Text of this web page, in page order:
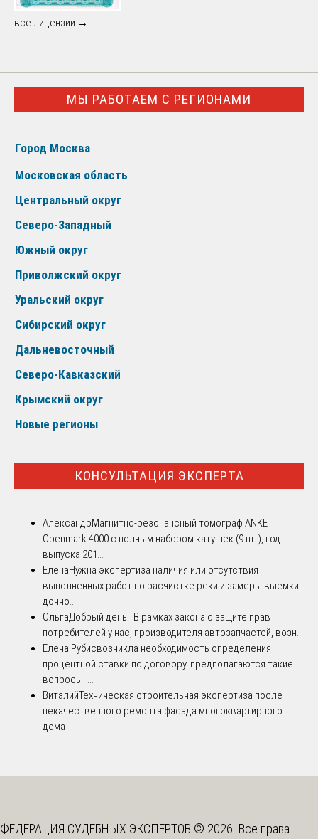
все лицензии →
МЫ РАБОТАЕМ С РЕГИОНАМИ
Город Москва
Московская область
Центральный округ
Северо-Западный
Южный округ
Приволжский округ
Уральский округ
Сибирский округ
Дальневосточный
Северо-Кавказский
Крымский округ
Новые регионы
КОНСУЛЬТАЦИЯ ЭКСПЕРТА
АлександрМагнитно-резонансный томограф ANKE
Openmark 4000 с полным набором катушек (9 шт), год
выпуска 201...
ЕленаНужна экспертиза наличия или отсутствия
выполненных работ по расчистке реки и замеры выемки
донно...
ОльгаДобрый день. В рамках закона о защите прав
потребителей у нас, производителя автозапчастей, возн...
Елена Рубисвозникла необходимость определения
процентной ставки по договору. предполагаются такие
вопросы: ...
ВиталийТехническая строительная экспертиза после
некачественного ремонта фасада многоквартирного
дома
ФЕДЕРАЦИЯ СУДЕБНЫХ ЭКСПЕРТОВ © 2026. Все права